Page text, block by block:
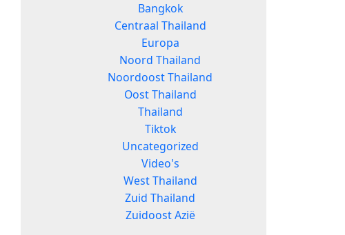
Bangkok
Centraal Thailand
Europa
Noord Thailand
Noordoost Thailand
Oost Thailand
Thailand
Tiktok
Uncategorized
Video's
West Thailand
Zuid Thailand
Zuidoost Azië